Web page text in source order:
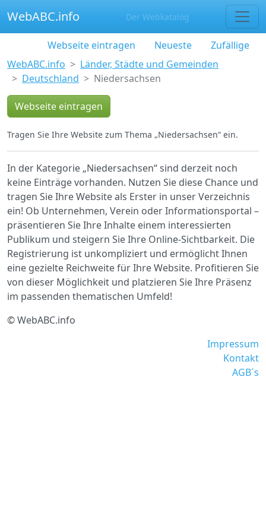
WebABC.info Der Webkatalog
Webseite eintragen Neueste
Zufällige
WebABC.info
Länder, Städte und Gemeinden
Deutschland
Niedersachsen
Webseite eintragen
Tragen Sie Ihre Website zum Thema „Niedersachsen“ ein.
In der Kategorie „Niedersachsen“ sind derzeit noch
keine Einträge vorhanden. Nutzen Sie diese Chance und
tragen Sie Ihre Website als Erster in unser Verzeichnis
ein! Ob Unternehmen, Verein oder Informationsportal –
präsentieren Sie Ihre Inhalte einem interessierten
Publikum und steigern Sie Ihre Online-Sichtbarkeit. Die
Registrierung ist unkompliziert und ermöglicht Ihnen
eine gezielte Reichweite für Ihre Website. Profitieren Sie
von dieser Möglichkeit und platzieren Sie Ihre Präsenz
im passenden thematischen Umfeld!
© WebABC.info
Impressum
Kontakt
AGB´s